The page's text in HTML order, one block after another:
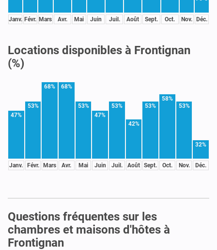
Janv. Févr. Mars Avr. Mai Juin Juil. Août Sept. Oct. Nov. Déc.
Locations disponibles à Frontignan
(%)
47%
Janv.
53%
Févr.
68%
Mars
68%
Avr.
53%
Mai
47%
Juin
53%
Juil.
42%
Août
53%
Sept.
58%
Oct.
53%
Nov.
32%
Déc.
Questions fréquentes sur les
chambres et maisons d'hôtes à
Frontignan